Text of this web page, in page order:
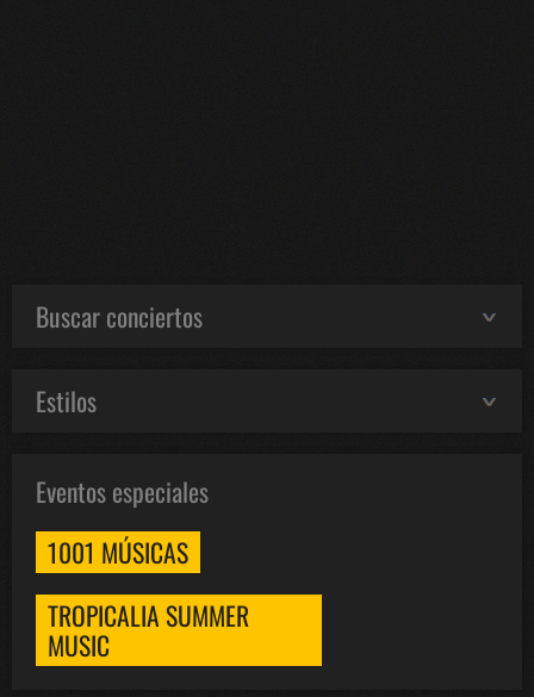
Buscar conciertos
Estilos
Eventos especiales
1001 MÚSICAS
TROPICALIA SUMMER
MUSIC